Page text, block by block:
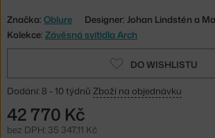
Značka: Oblure
Designer: Johan Lindstén a
Kolekce: Závěsná svítidla Arch
DO WISHLISTU
Dodání: 8 - 10 týdnů Zboží na objednávku
42 770 Kč
bez DPH: 35 347,11 Kč